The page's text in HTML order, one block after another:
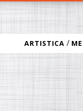
ARTISTICA /